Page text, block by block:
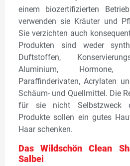
einem biozertifizierten
verwenden sie Kräuter und
Sie verzichten auch
Produkten sind weder
Duftstoffen,
Aluminium,
Paraffinderivaten, Acrylaten
Schäum- und Quellmittel. Die
für sie nicht Selbstzweck
Produkte sollen ein gutes
Haar schenken.
Das Wildschön Clean
Salbei